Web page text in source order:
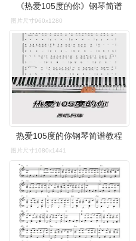
《热爱105度的你》钢琴简谱
图片尺寸960x1280
热爱105度的你钢琴简谱教程
图片尺寸1080x1441